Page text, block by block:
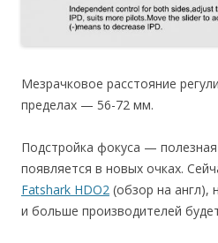
Мезрачковое расстояние
пределах — 56-72 мм.
Подстройка фокуса —
появляется в новых очках.
Fatshark HDO2 (обзор на англ),
и больше производителей